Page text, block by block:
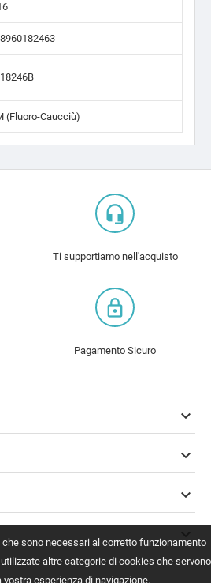
(Fluoro-Caucciù)
headset_mic
Ti supportiamo nell'acquisto
lock_outline
Pagamento Sicuro



sono necessari al corretto funzionamento
altre categorie di cookies che servono
vostra esperienza di navigazione.